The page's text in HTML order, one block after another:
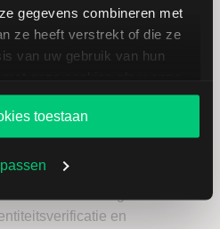
gegevens combineren met
ze heeft verstrekt of die ze
van uw gebruik van hun
toestaan
bevestigingsnummer in en
inzake gegevensbescherming
en